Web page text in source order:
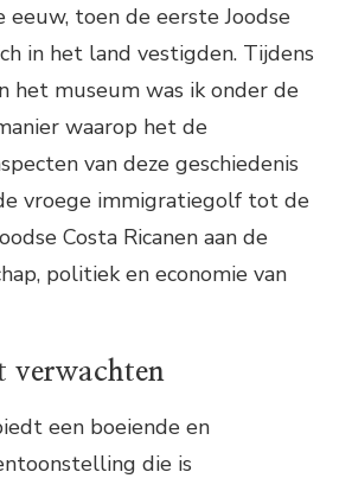
toen de eerste Joodse
in het land vestigden. Tijdens
het museum was ik onder de
waarop het de
van deze geschiedenis
vroege immigratiegolf tot de
Costa Ricanen aan de
politiek en economie van
verwachten
een boeiende en
die is